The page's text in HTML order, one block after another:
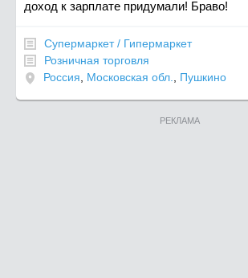
доход к зарплате придумали! Браво!
Супермаркет / Гипермаркет
Розничная торговля
Россия, Московская обл., Пушкино
РЕКЛАМА